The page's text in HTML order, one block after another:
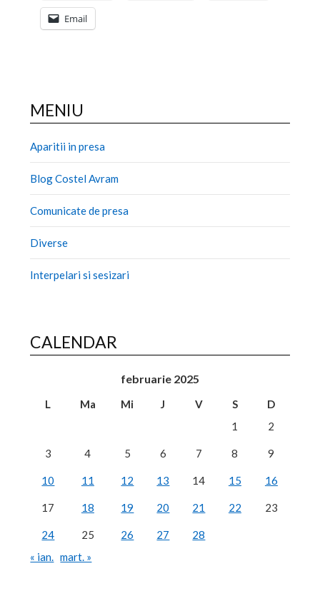
Email
MENIU
Aparitii in presa
Blog Costel Avram
Comunicate de presa
Diverse
Interpelari si sesizari
CALENDAR
februarie 2025
L Ma Mi J V S
D
1
2
3 4 5 6 7 8 9
10 11 12 13 14 15 16
17 18 19 20 21 22 23
24 25 26 27
28
« ian. mart. »